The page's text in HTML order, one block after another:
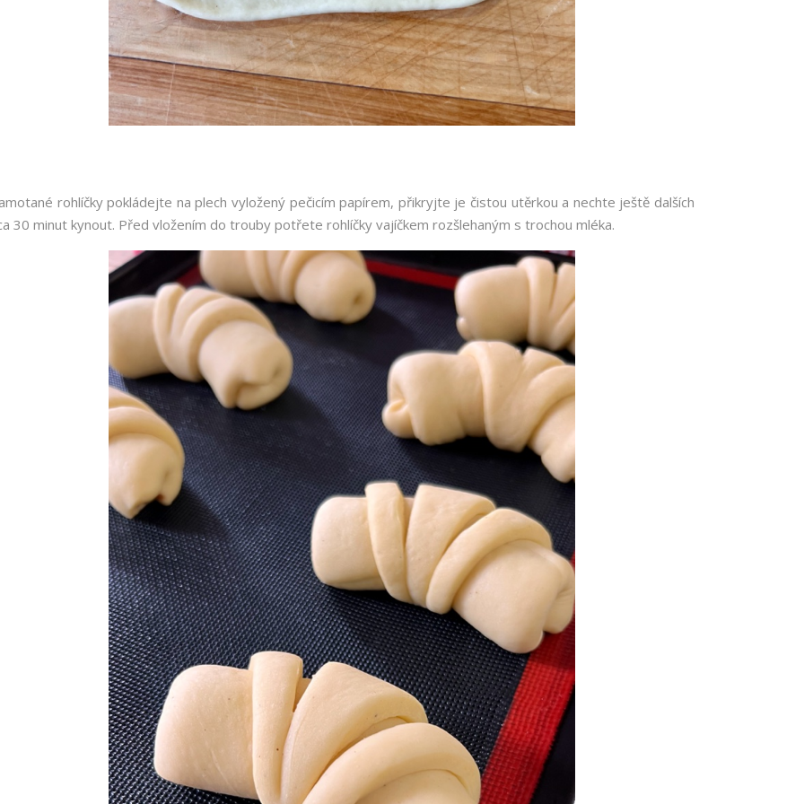
rohlíčky pokládejte na plech vyložený pečicím papírem, přikryjte je čistou utěrkou a nechte ještě dalších
30 minut kynout. Před vložením do trouby potřete rohlíčky vajíčkem rozšlehaným s trochou mléka.